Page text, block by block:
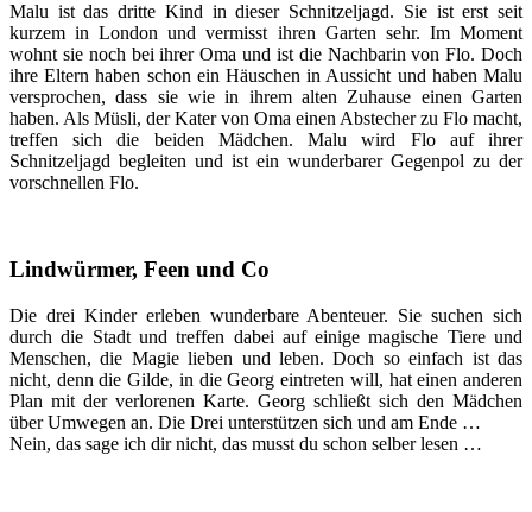
Malu ist das dritte Kind in dieser Schnitzeljagd. Sie ist erst seit
kurzem in London und vermisst ihren Garten sehr. Im Moment
wohnt sie noch bei ihrer Oma und ist die Nachbarin von Flo. Doch
ihre Eltern haben schon ein Häuschen in Aussicht und haben Malu
versprochen, dass sie wie in ihrem alten Zuhause einen Garten
haben. Als Müsli, der Kater von Oma einen Abstecher zu Flo macht,
treffen sich die beiden Mädchen. Malu wird Flo auf ihrer
Schnitzeljagd begleiten und ist ein wunderbarer Gegenpol zu der
vorschnellen Flo.
Lindwürmer, Feen und Co
Die drei Kinder erleben wunderbare Abenteuer. Sie suchen sich
durch die Stadt und treffen dabei auf einige magische Tiere und
Menschen, die Magie lieben und leben. Doch so einfach ist das
nicht, denn die Gilde, in die Georg eintreten will, hat einen anderen
Plan mit der verlorenen Karte. Georg schließt sich den Mädchen
über Umwegen an. Die Drei unterstützen sich und am Ende …
Nein, das sage ich dir nicht, das musst du schon selber lesen …